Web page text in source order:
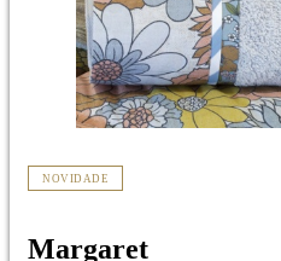
NOVIDADE
Margaret